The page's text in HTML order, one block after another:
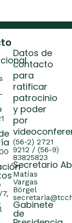
Datos de
contacto
para
ratificar
patrocinio
y poder
por
(56-2) 2721
9212 / (56-9)
83825823
Secretario
Matías
Vargas
Börgel
Gabinete
de